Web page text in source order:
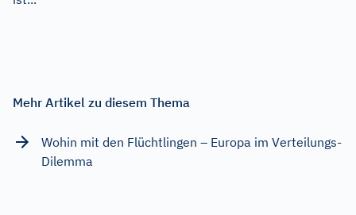
Mehr Artikel zu diesem Thema
Wohin mit den Flüchtlingen – Europa im Verteilungs-
Dilemma